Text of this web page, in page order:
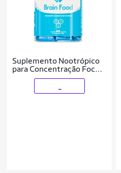
Suplemento Nootrópico
para Concentração Foco
Memória e Saúde